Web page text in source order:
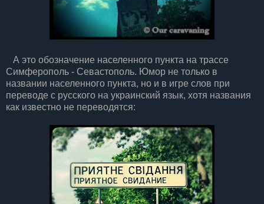
А это обозначение населенного пункта на трассе
Симферополь - Севастополь. Юмор не только в
названии населенного пункта, но и в игре слов при
переводе с русского на украинский язык, хотя названия
как известно не переводятся: